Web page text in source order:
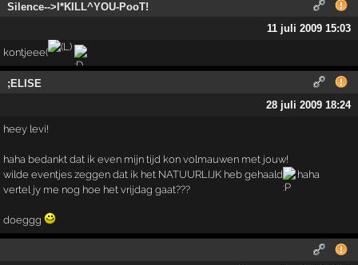
Silence-->I*KILL^YOU-PooT!
11 juli 2009 15:03
kontjeee(
;ELISE
28 juli 2009 18:24
heey levi!
haha bedankt dat ik even mijn tijd kon volmauwen met jouw!
wilde eventjes zeggen dat ik het NATUURLIJK heb gehaald
haha
vertel jy me nog hoe het vrijdag gaat???
doeggg